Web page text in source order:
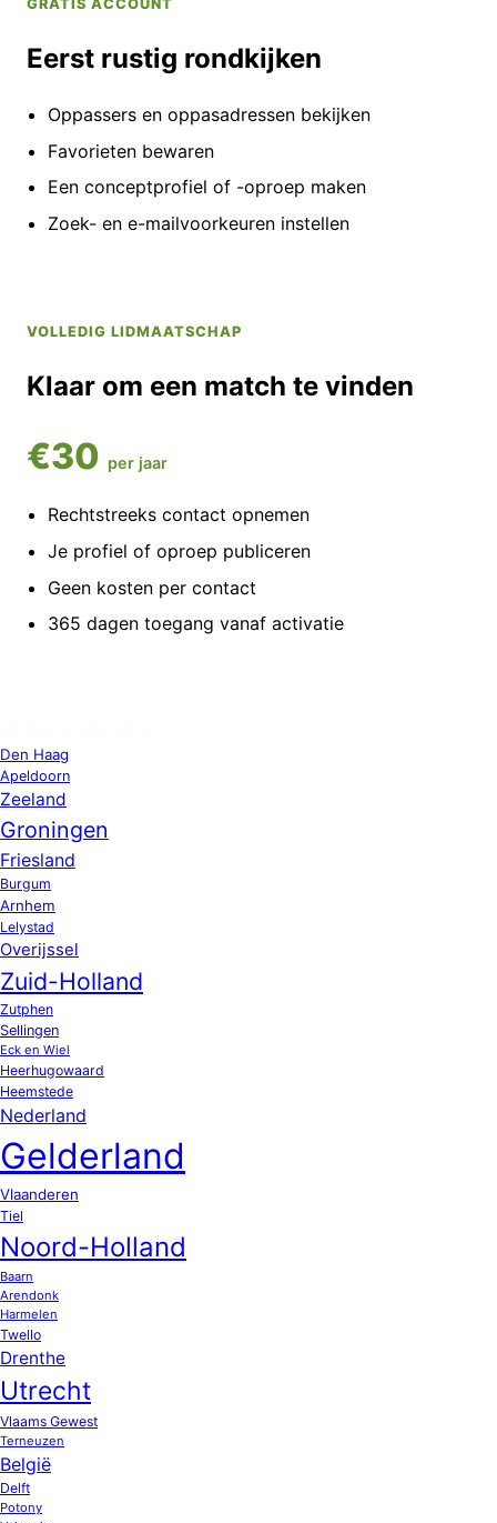
GRATIS ACCOUNT
Eerst rustig rondkijken
Oppassers en oppasadressen bekijken
Favorieten bewaren
Een conceptprofiel of -oproep maken
Zoek- en e-mailvoorkeuren instellen
VOLLEDIG LIDMAATSCHAP
Klaar om een match te vinden
€30 per jaar
Rechtstreeks contact opnemen
Je profiel of oproep publiceren
Geen kosten per contact
365 dagen toegang vanaf activatie
Den Haag
Apeldoorn
Zeeland
Groningen
Friesland
Burgum
Arnhem
Lelystad
Overijssel
Zuid-Holland
Zutphen
Sellingen
Eck en Wiel
Heerhugowaard
Heemstede
Nederland
Gelderland
Vlaanderen
Tiel
Noord-Holland
Baarn
Arendonk
Harmelen
Twello
Drenthe
Utrecht
Vlaams Gewest
Terneuzen
België
Delft
Potony